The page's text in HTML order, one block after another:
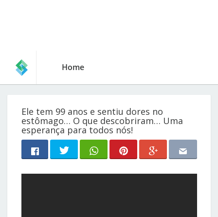
Home
Ele tem 99 anos e sentiu dores no
estômago… O que descobriram… Uma
esperança para todos nós!